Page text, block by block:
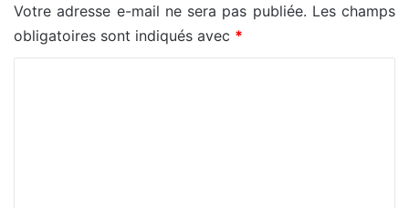
Votre adresse e-mail ne sera pas publiée. Les champs
obligatoires sont indiqués avec *